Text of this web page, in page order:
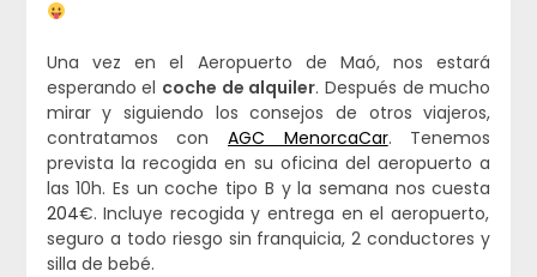
Una vez en el Aeropuerto de Maó, nos estará
esperando el coche de alquiler. Después de mucho
mirar y siguiendo los consejos de otros viajeros,
contratamos con AGC MenorcaCar. Tenemos
prevista la recogida en su oficina del aeropuerto a
las 10h. Es un coche tipo B y la semana nos cuesta
204€. Incluye recogida y entrega en el aeropuerto,
seguro a todo riesgo sin franquicia, 2 conductores y
silla de bebé.